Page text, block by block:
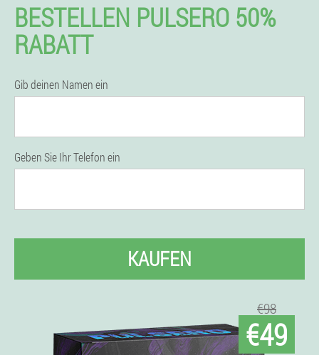
BESTELLEN PULSERO 50%
RABATT
Gib deinen Namen ein
Geben Sie Ihr Telefon ein
KAUFEN
€98
€49